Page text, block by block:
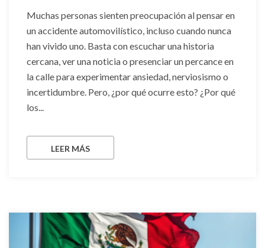
Muchas personas sienten preocupación al pensar en
un accidente automovilístico, incluso cuando nunca
han vivido uno. Basta con escuchar una historia
cercana, ver una noticia o presenciar un percance en
la calle para experimentar ansiedad, nerviosismo o
incertidumbre. Pero, ¿por qué ocurre esto? ¿Por qué
los...
LEER MÁS